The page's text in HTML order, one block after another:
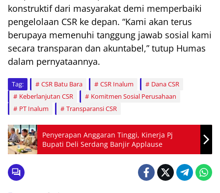
konstruktif dari masyarakat demi memperbaiki
pengelolaan CSR ke depan. “Kami akan terus
berupaya memenuhi tanggung jawab sosial kami
secara transparan dan akuntabel,” tutup Humas
dalam pernyataannya.
Tag: CSR Batu Bara CSR Inalum
Dana CSR
Keberlanjutan CSR
Komitmen Sosial Perusahaan
PT Inalum
Transparansi CSR
Penyerapan Anggaran Tinggi, Kinerja Pj
Bupati Deli Serdang Banjir Applause